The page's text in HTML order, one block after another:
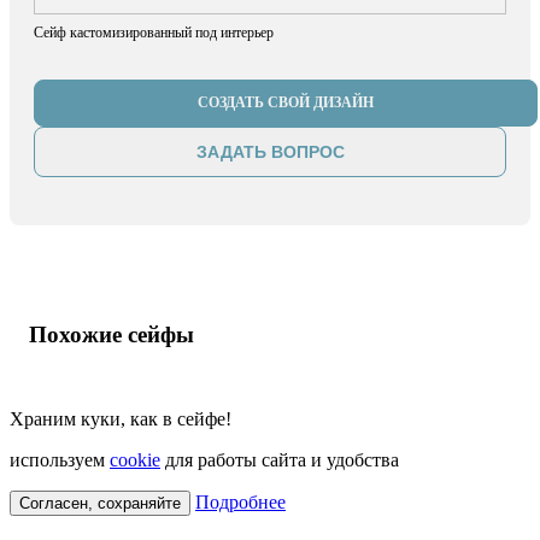
Сейф кастомизированный под интерьер
СОЗДАТЬ СВОЙ ДИЗАЙН
ЗАДАТЬ ВОПРОС
Похожие сейфы
Храним куки, как в сейфе!
используем cookie для работы сайта и удобства
Согласен, сохраняйте Подробнее